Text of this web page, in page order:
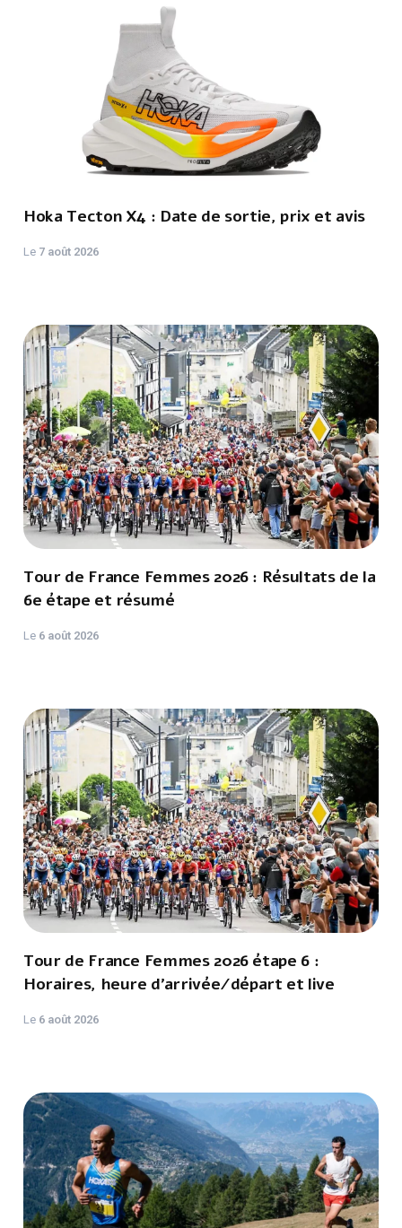
Hoka Tecton X4 : Date de sortie, prix et avis
Le 7 août 2026
Tour de France Femmes 2026 : Résultats de la
6e étape et résumé
Le 6 août 2026
Tour de France Femmes 2026 étape 6 :
Horaires, heure d'arrivée/départ et live
Le 6 août 2026